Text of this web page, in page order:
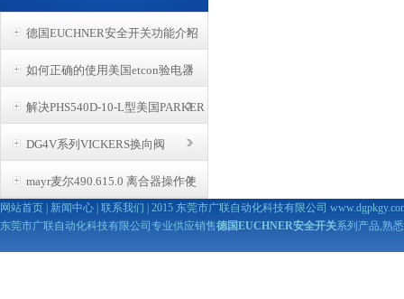
德国EUCHNER安全开关功能介绍
如何正确的使用美国etcon验电器
解决PHS540D-10-L型美国PARKER
电磁阀的常见故障
DG4V系列VICKERS换向阀
mayr麦尔490.615.0 离合器操作使
用事项
网站首页 新闻中心 联系我们 | 2015 东莞市广联自动化科技有限公司
东莞市广联自动化科技有限公司专业供应销售德国EUCHNER安全开关系列产品,熟